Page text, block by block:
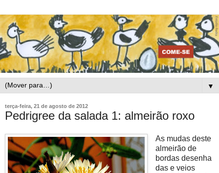
▼
terça-feira, 21 de agosto de 2012
Pedrigree da salada 1: almeirão roxo
As mudas deste
almeirão de
bordas desenha
das e veios